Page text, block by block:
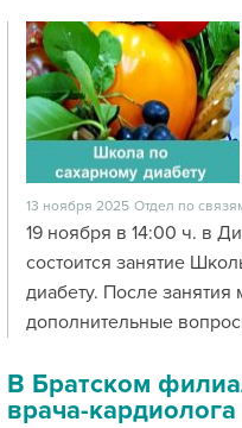
13 ноября 2025 Отдел по
19 ноября в 14:00 ч. в
состоится занятие
диабету. После занятия
дополнительные
В Братском
врача-кардиолога